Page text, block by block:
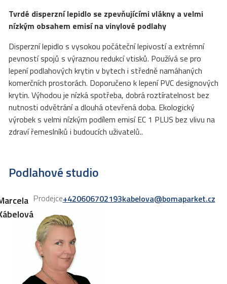
Tvrdé disperzní lepidlo se zpevňujícími vlákny a velmi
nízkým obsahem emisí na vinylové podlahy
Disperzní lepidlo s vysokou počáteční lepivostí a extrémní
pevností spojů s výraznou redukcí vtisků. Používá se pro
lepení podlahových krytin v bytech i středně namáhaných
komerčních prostorách. Doporučeno k lepení PVC designových
krytin. Výhodou je nízká spotřeba, dobrá roztíratelnost bez
nutnosti odvětrání a dlouhá otevřená doba. Ekologický
výrobek s velmi nízkým podílem emisí EC 1 PLUS bez vlivu na
zdraví řemeslníků i budoucích uživatelů..
Podlahové studio
Prodejce+420606702193kabelova@bomaparket.cz